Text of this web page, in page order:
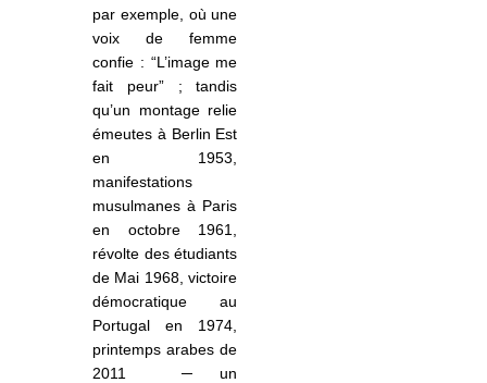
par exemple, où une
voix de femme
confie : “L’image me
fait peur” ; tandis
qu’un montage relie
émeutes à Berlin Est
en 1953,
manifestations
musulmanes à Paris
en octobre 1961,
révolte des étudiants
de Mai 1968, victoire
démocratique au
Portugal en 1974,
printemps arabes de
2011
─un